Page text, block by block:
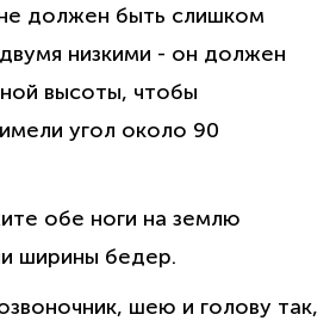
должен быть слишком
низкими - он должен
высоты, чтобы
угол около 90
обе ноги на землю
ширины бедер.
шею и голову так,